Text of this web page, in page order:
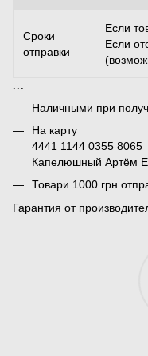
Сроки
отправки
Если
Если
```
Наличными при
На карту
4441 1144 0355 8065
Капелюшный Артём
Товари 1000 грн
Гарантия от